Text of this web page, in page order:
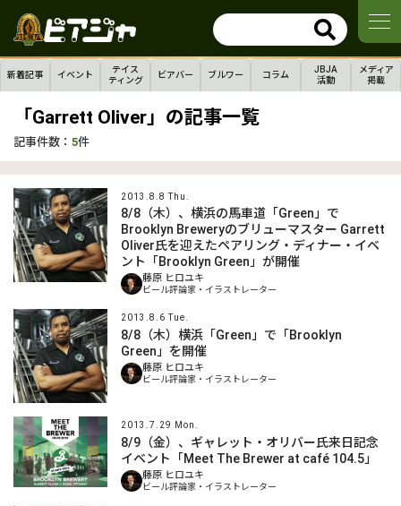
新着記事 イベント
テイス
ティング
ビアバー ブルワー コラム
JBJA
活動
メディア
掲載
「Garrett Oliver」の記事一覧
記事件数： 5件
2013.8.8 Thu.
8/8（木）、横浜の馬車道「Green」で
Brooklyn Breweryのブリューマスター Garrett
Oliver氏を迎えたペアリング・ディナー・イベ
ント「Brooklyn Green」が開催
藤原 ヒロユキ
ビール評論家・イラストレーター
2013.8.6 Tue.
8/8（木）横浜「Green」で「Brooklyn
Green」を開催
藤原 ヒロユキ
ビール評論家・イラストレーター
2013.7.29 Mon.
8/9（金）、ギャレット・オリバー氏来日記念
イベント「Meet The Brewer at café 104.5」
藤原 ヒロユキ
ビール評論家・イラストレーター